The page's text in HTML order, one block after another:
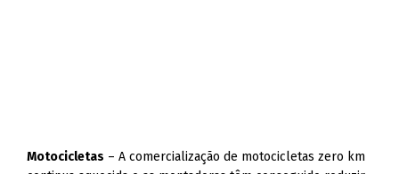
Motocicletas – A comercialização de motocicletas zero km